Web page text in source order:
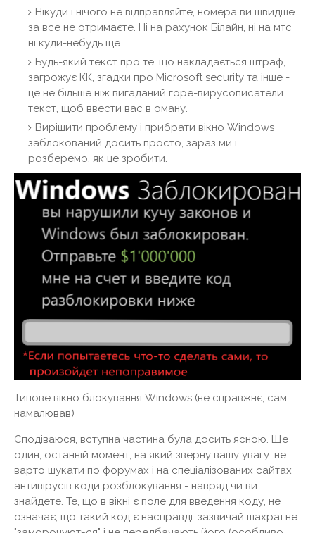
Нікуди і нічого не відправляйте, номера ви швидше
за все не отримаєте. Ні на рахунок Білайн, ні на мтс
ні куди-небудь ще.
Будь-який текст про те, що накладається штраф,
загрожує КК, згадки про Microsoft security та інше -
це не більше ніж вигаданий горе-вирусописатели
текст, щоб ввести вас в оману.
Вирішити проблему і прибрати вікно Windows
заблокований досить просто, зараз ми і
розберемо, як це зробити.
Типове вікно блокування Windows (не справжнє, сам
намалював)
Сподіваюся, вступна частина була досить ясною. Ще
один, останній момент, на який зверну вашу увагу: не
варто шукати по форумах і на спеціалізованих сайтах
антивірусів коди розблокування - навряд чи ви
знайдете. Те, що в вікні є поле для введення коду, не
означає, що такий код є насправді: зазвичай шахраї не